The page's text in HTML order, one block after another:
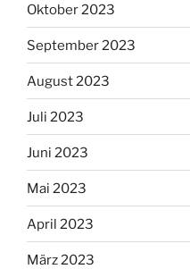
Oktober 2023
September 2023
August 2023
Juli 2023
Juni 2023
Mai 2023
April 2023
März 2023